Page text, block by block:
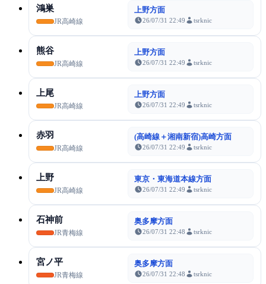
鴻巣
JR高崎線
上野方面
26/07/31 22:49 tsrknic
熊谷
JR高崎線
上野方面
26/07/31 22:49 tsrknic
上尾
JR高崎線
上野方面
26/07/31 22:49 tsrknic
赤羽
JR高崎線
(高崎線＋湘南新宿)高崎方面
26/07/31 22:49 tsrknic
上野
JR高崎線
東京・東海道本線方面
26/07/31 22:49 tsrknic
石神前
JR青梅線
奥多摩方面
26/07/31 22:48 tsrknic
宮ノ平
JR青梅線
奥多摩方面
26/07/31 22:48 tsrknic